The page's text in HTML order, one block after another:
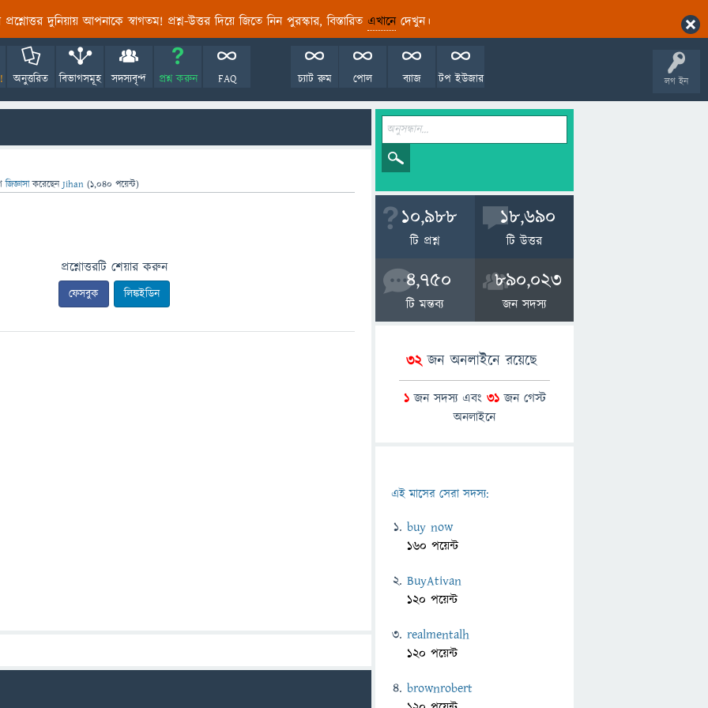
প্রশ্নোত্তর দুনিয়ায় আপনাকে স্বাগতম! প্রশ্ন-উত্তর দিয়ে জিতে নিন পুরস্কার, বিস্তারিত এখানেদেখুন।
লগ ইন
অনুত্তরিত বিভাগসমূহ সদস্যবৃন্দ প্রশ্ন করুন FAQ টপ ইউজার
ব্যাজ
পোল
চ্যাট রুম
জিজ্ঞাসাকরেছেনJihan (1,040 পয়েন্ট)
প্রশ্নোত্তরটি শেয়ার করুন
ফেসবুক লিঙ্কইডিন
10,988
টি প্রশ্ন
18,690
টি উত্তর
4,750
টি মন্তব্য
890,023
জন সদস্য
32জন অনলাইনে রয়েছে
1জন সদস্য এবং 31জন গেস্ট
অনলাইনে
এই মাসের সেরা সদস্য:
buy now
160 পয়েন্ট
BuyAtivan
120 পয়েন্ট
realmentalh
120 পয়েন্ট
brownrobert